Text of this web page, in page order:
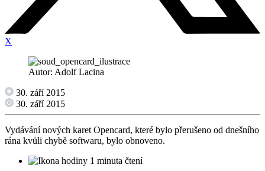
X
Autor: Adolf Lacina
30. září 2015
30. září 2015
Vydávání nových karet Opencard, které bylo přerušeno od dnešního
rána kvůli chybě softwaru, bylo obnoveno.
1 minuta čtení